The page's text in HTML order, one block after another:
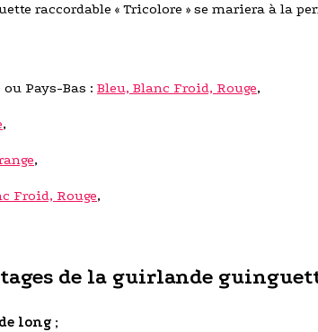
raccordable « Tricolore » se mariera à la
Pays-Bas : Bleu, Blanc Froid, Rouge,
,
,
Froid, Rouge,
de la guirlande
long ;